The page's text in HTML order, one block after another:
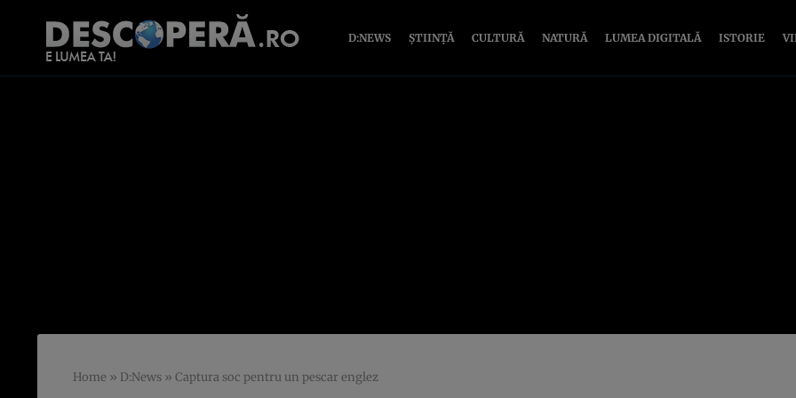
D:NEWS ȘTIINȚĂ CULTURĂ NATURĂ LUMEA DIGITALĂ ISTORIE
Home » D:News » Captura soc pentru un pescar englez